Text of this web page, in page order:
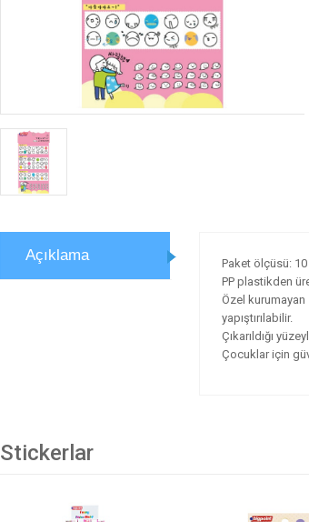
Açıklama
Paket ölçüsü: 10
PP plastikden
Özel kurumayan
yapıştırılabilir.
Çıkarıldığı
Çocuklar için
Stickerlar